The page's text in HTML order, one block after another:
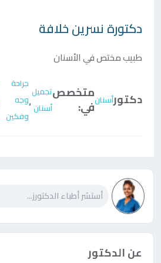
دكتورة نسرين خلافة
طبيب مختص في الأسنان
دكتورأسنانمتخصص
في:
تجميل
أسنان،
جراحة
وجه
وفكين
عن الدكتور